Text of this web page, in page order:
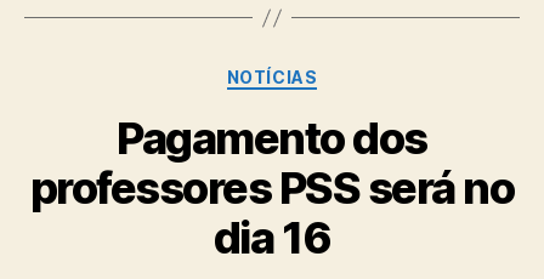
Categorias
NOTÍCIAS
Pagamento dos
professores PSS será no
dia 16